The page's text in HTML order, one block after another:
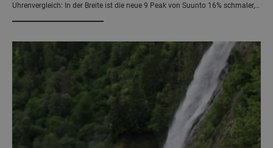
Uhrenvergleich: In der Breite ist die neue 9 Peak von Suunto 16% schmaler,…